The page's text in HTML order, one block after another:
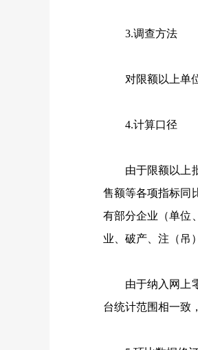
3.调查方法
对限额以上单位
4.计算口径
由于限额以上批
售额等各项指标同
有部分企业（单位
业、破产、注（吊
由于纳入网上零
台统计范围相一致